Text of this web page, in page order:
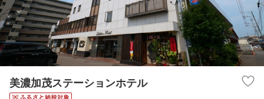
美濃加茂ステーションホテル